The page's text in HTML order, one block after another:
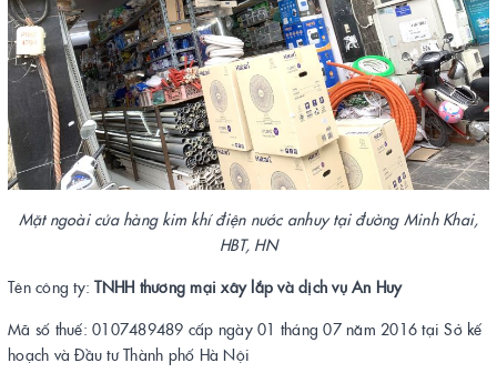
Mặt ngoài cửa hàng kim khí điện nước anhuy tại đường Minh Khai,
HBT, HN
Tên công ty:TNHH thương mại xây lắp và dịch vụ An Huy
Mã số thuế: 0107489489 cấp ngày 01 tháng 07 năm 2016 tại Sở kế
hoạch và Đầu tư Thành phố Hà Nội